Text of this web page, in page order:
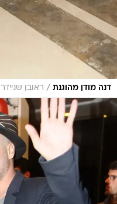
דנה מודן מהוגנת / ראובן שניידר